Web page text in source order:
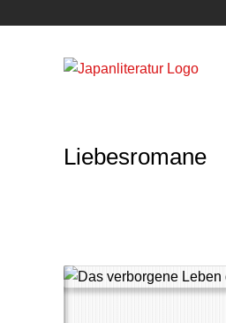
Liebesromane